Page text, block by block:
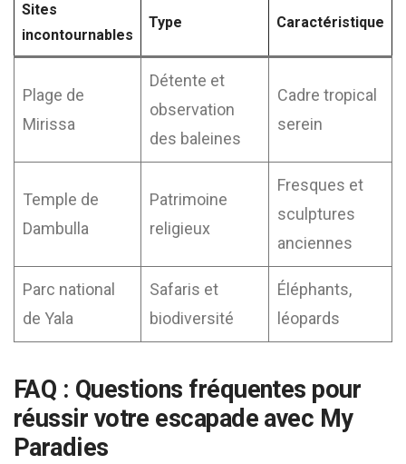
Sites
incontournables
Type Caractéristique
Plage de
Mirissa
Détente et
observation
des baleines
Cadre tropical
serein
Temple de
Dambulla
Patrimoine
religieux
Fresques et
sculptures
anciennes
Parc national
de Yala
Safaris et
biodiversité
Éléphants,
léopards
FAQ : Questions fréquentes pour
réussir votre escapade avec My
Paradies